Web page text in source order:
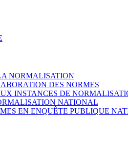
NORMALISATION
DES NORMES
INSTANCES DE
NATIONAL
EN ENQUÊTE PUBLIQUE